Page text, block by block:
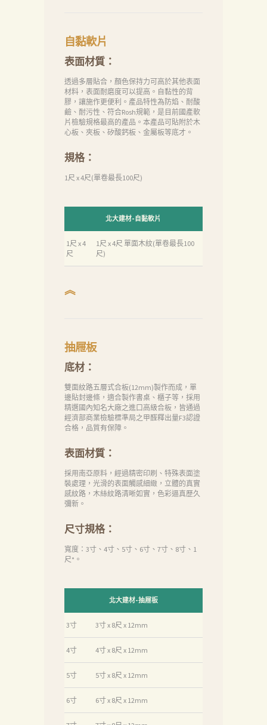
自黏軟片
表面材質：
透過多層貼合，顏色保持力可高於其他表面
材料，表面耐磨度可以提高。自黏性的背
膠，讓施作更便利。產品特性為防焰、耐酸
鹼、耐污性、符合Rosh規範，是目前國產軟
片檢驗規格最高的產品。本產品可貼附於木
心板、夾板、矽酸鈣板、金屬板等底才。
規格：
1尺 x 4尺(單卷最長100尺)
北大建材-自黏軟片
1尺 x 4
尺
1尺 x 4尺 單面木紋(單卷最長100
尺)
︽
抽屜板
底材：
雙面紋路五層式合板(12mm)製作而成，單
邊貼封邊條，適合製作書桌、櫃子等，採用
精選國內知名大廠之進口高級合板，皆通過
經濟部商業檢驗標準局之甲醛釋出量F3認證
合格，品質有保障。
表面材質：
採用南亞原料，經過精密印刷、特殊表面塗
裝處理，光滑的表面觸感細緻，立體的真實
感紋路，木絲紋路清晰如實，色彩逼真歷久
彌新。
尺寸規格：
寬度：3寸、4寸、5寸、6寸、7寸、8寸、1
尺*。
北大建材-抽屜板
3寸 3寸 x 8尺 x 12mm
4寸 4寸 x 8尺 x 12mm
5寸 5寸 x 8尺 x 12mm
6寸 6寸 x 8尺 x 12mm